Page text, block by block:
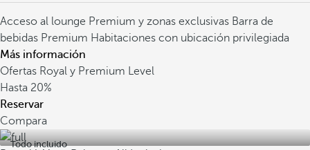
Acceso al lounge Premium y zonas exclusivas Barra de
bebidas Premium Habitaciones con ubicación privilegiada
Más información
Ofertas Royal y Premium Level
Hasta 20%
Reservar
Compara
Todo incluido